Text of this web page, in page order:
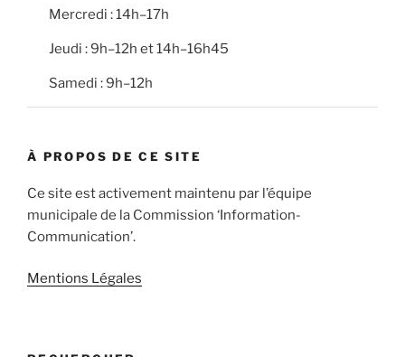
Mercredi : 14h–17h
Jeudi : 9h–12h et 14h–16h45
Samedi : 9h–12h
À PROPOS DE CE SITE
Ce site est activement maintenu par l’équipe
municipale de la Commission ‘Information-
Communication’.
Mentions Légales